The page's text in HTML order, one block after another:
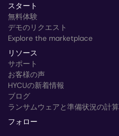
スタート
無料体験
デモのリクエスト
Explore the marketplace
リソース
サポート
お客様の声
HYCUの新着情報
ブログ
ランサムウェアと準備状況の計
フォロー